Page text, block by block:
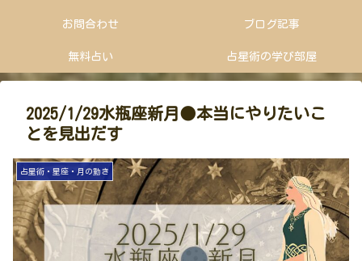
お問合わせ ブログ記事
無料占い 占星術の学び部屋
2025/1/29水瓶座新月🌑本当にやりたいこ
とを見出だす
占星術・星座・月の動き